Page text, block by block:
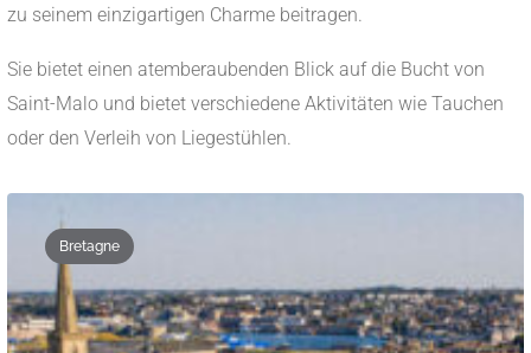
zu seinem einzigartigen Charme beitragen.
Sie bietet einen atemberaubenden Blick auf die Bucht von
Saint-Malo und bietet verschiedene Aktivitäten wie Tauchen
oder den Verleih von Liegestühlen.
Bretagne